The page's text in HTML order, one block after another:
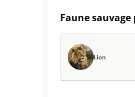
Faune
Lion